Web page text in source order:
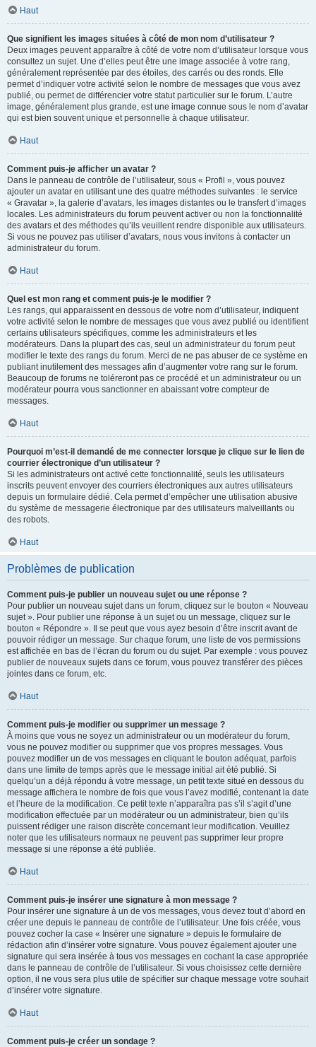
Haut
Que signifient les images situées à côté de mon nom d’utilisateur ?
Deux images peuvent apparaître à côté de votre nom d’utilisateur lorsque vous
consultez un sujet. Une d’elles peut être une image associée à votre rang,
généralement représentée par des étoiles, des carrés ou des ronds. Elle
permet d’indiquer votre activité selon le nombre de messages que vous avez
publié, ou permet de différencier votre statut particulier sur le forum. L’autre
image, généralement plus grande, est une image connue sous le nom d’avatar
qui est bien souvent unique et personnelle à chaque utilisateur.
Haut
Comment puis-je afficher un avatar ?
Dans le panneau de contrôle de l’utilisateur, sous « Profil », vous pouvez
ajouter un avatar en utilisant une des quatre méthodes suivantes : le service
« Gravatar », la galerie d’avatars, les images distantes ou le transfert d’images
locales. Les administrateurs du forum peuvent activer ou non la fonctionnalité
des avatars et des méthodes qu’ils veuillent rendre disponible aux utilisateurs.
Si vous ne pouvez pas utiliser d’avatars, nous vous invitons à contacter un
administrateur du forum.
Haut
Quel est mon rang et comment puis-je le modifier ?
Les rangs, qui apparaissent en dessous de votre nom d’utilisateur, indiquent
votre activité selon le nombre de messages que vous avez publié ou identifient
certains utilisateurs spécifiques, comme les administrateurs et les
modérateurs. Dans la plupart des cas, seul un administrateur du forum peut
modifier le texte des rangs du forum. Merci de ne pas abuser de ce système en
publiant inutilement des messages afin d’augmenter votre rang sur le forum.
Beaucoup de forums ne toléreront pas ce procédé et un administrateur ou un
modérateur pourra vous sanctionner en abaissant votre compteur de
messages.
Haut
Pourquoi m’est-il demandé de me connecter lorsque je clique sur le lien de
courrier électronique d’un utilisateur ?
Si les administrateurs ont activé cette fonctionnalité, seuls les utilisateurs
inscrits peuvent envoyer des courriers électroniques aux autres utilisateurs
depuis un formulaire dédié. Cela permet d’empêcher une utilisation abusive
du système de messagerie électronique par des utilisateurs malveillants ou
des robots.
Haut
Problèmes de publication
Comment puis-je publier un nouveau sujet ou une réponse ?
Pour publier un nouveau sujet dans un forum, cliquez sur le bouton « Nouveau
sujet ». Pour publier une réponse à un sujet ou un message, cliquez sur le
bouton « Répondre ». Il se peut que vous ayez besoin d’être inscrit avant de
pouvoir rédiger un message. Sur chaque forum, une liste de vos permissions
est affichée en bas de l’écran du forum ou du sujet. Par exemple : vous pouvez
publier de nouveaux sujets dans ce forum, vous pouvez transférer des pièces
jointes dans ce forum, etc.
Haut
Comment puis-je modifier ou supprimer un message ?
À moins que vous ne soyez un administrateur ou un modérateur du forum,
vous ne pouvez modifier ou supprimer que vos propres messages. Vous
pouvez modifier un de vos messages en cliquant le bouton adéquat, parfois
dans une limite de temps après que le message initial ait été publié. Si
quelqu’un a déjà répondu à votre message, un petit texte situé en dessous du
message affichera le nombre de fois que vous l’avez modifié, contenant la date
et l’heure de la modification. Ce petit texte n’apparaîtra pas s’il s’agit d’une
modification effectuée par un modérateur ou un administrateur, bien qu’ils
puissent rédiger une raison discrète concernant leur modification. Veuillez
noter que les utilisateurs normaux ne peuvent pas supprimer leur propre
message si une réponse a été publiée.
Haut
Comment puis-je insérer une signature à mon message ?
Pour insérer une signature à un de vos messages, vous devez tout d’abord en
créer une depuis le panneau de contrôle de l’utilisateur. Une fois créée, vous
pouvez cocher la case « Insérer une signature » depuis le formulaire de
rédaction afin d’insérer votre signature. Vous pouvez également ajouter une
signature qui sera insérée à tous vos messages en cochant la case appropriée
dans le panneau de contrôle de l’utilisateur. Si vous choisissez cette dernière
option, il ne vous sera plus utile de spécifier sur chaque message votre souhait
d’insérer votre signature.
Haut
Comment puis-je créer un sondage ?